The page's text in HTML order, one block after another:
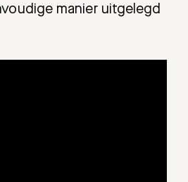
manier uitgelegd